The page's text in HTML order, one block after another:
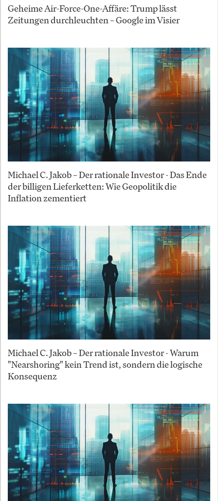
Geheime Air-Force-One-Affäre: Trump lässt
Zeitungen durchleuchten – Google im Visier
Michael C. Jakob – Der rationale Investor - Das Ende
der billigen Lieferketten: Wie Geopolitik die
Inflation zementiert
Michael C. Jakob – Der rationale Investor - Warum
"Nearshoring" kein Trend ist, sondern die logische
Konsequenz